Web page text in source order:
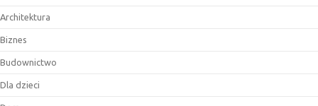
Architektura
Biznes
Budownictwo
Dla dzieci